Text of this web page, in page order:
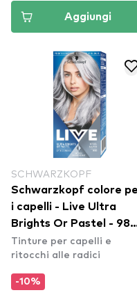
Aggiungi
SCHWARZKOPF
Schwarzkopf colore
i capelli - Live Ultra
Brights Or Pastel - 98
Steel Silver
Tinture per capelli e
ritocchi alle radici
-10%